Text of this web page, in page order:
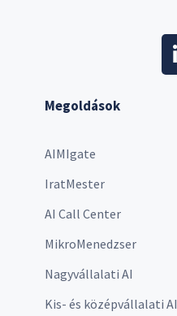
Megoldások
AIMIgate
IratMester
AI Call Center
MikroMenedzser
Nagyvállalati AI
Kis- és középvállalati AI